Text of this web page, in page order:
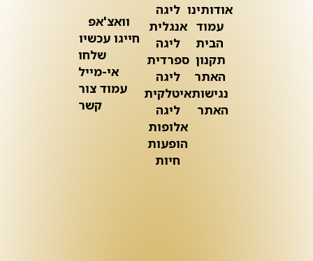
אודותינו
עמוד
הבית
תקנון
האתר
נגישות
האתר
ליגה
אנגלית
ליגה
ספרדית
ליגה
איטלקית
ליגה
אלופות
הופעות
חיות
וואצ'אפ
חייגו עכשיו
שלחו
אי-מייל
עמוד צור
קשר